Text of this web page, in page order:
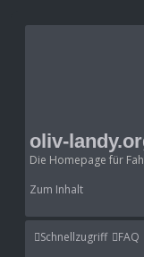
oliv-
Die Homepage für
Zum Inhalt
Schnellzugriff
FAQ